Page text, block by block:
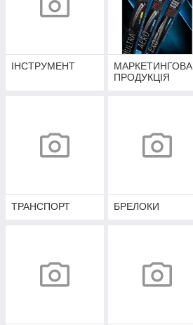
ІНСТРУМЕНТ
МАРКЕТИНГОВА
ПРОДУКЦІЯ
ТРАНСПОРТ БРЕЛОКИ